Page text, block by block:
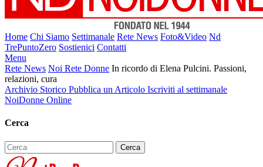
Home Chi Siamo Settimanale Rete News Foto&Video Nd
TrePuntoZero Sostienici Contatti
Menu
Rete News Noi Rete Donne In ricordo di Elena Pulcini. Passioni,
relazioni, cura
Archivio Storico Pubblica un Articolo Iscriviti al settimanale
NoiDonne Online
Cerca